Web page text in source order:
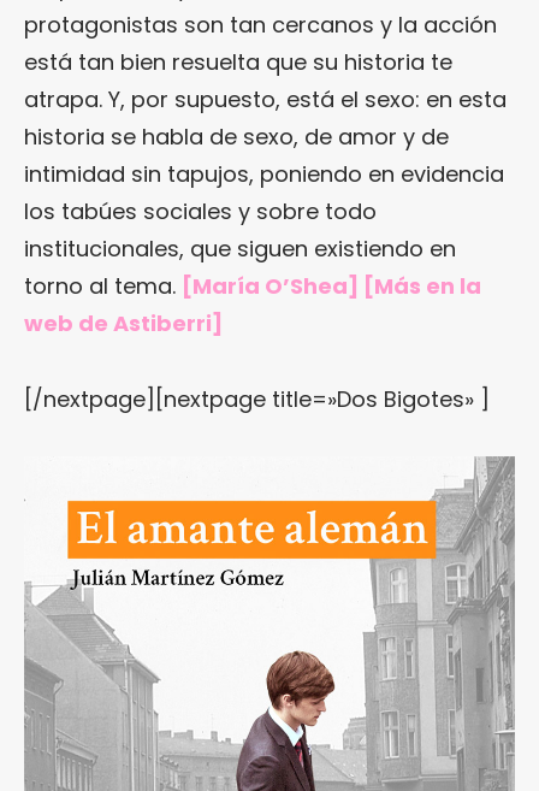
protagonistas son tan cercanos y la acción
está tan bien resuelta que su historia te
atrapa. Y, por supuesto, está el sexo: en esta
historia se habla de sexo, de amor y de
intimidad sin tapujos, poniendo en evidencia
los tabúes sociales y sobre todo
institucionales, que siguen existiendo en
torno al tema. [María O’Shea] [Más en la
web de Astiberri]
[/nextpage][nextpage title=»Dos Bigotes» ]